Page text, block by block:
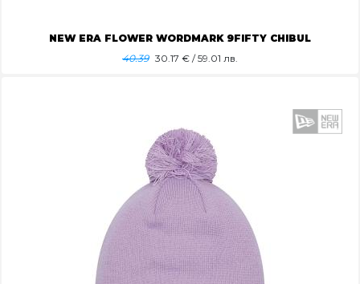
NEW ERA FLOWER WORDMARK 9FIFTY CHIBUL
40.39 30.17 € / 59.01 лв.